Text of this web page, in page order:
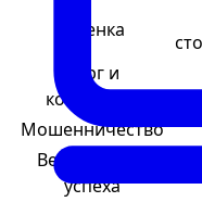
Оценка
Торг и
конфликты
Мошенничество
Вероятность
успеха